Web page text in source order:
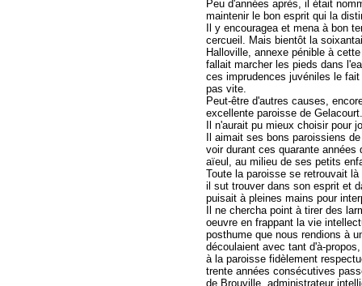
Peu d'années après, il était
maintenir le bon esprit qui la
Il y encouragea et mena à bon
cercueil. Mais bientôt la
Halloville, annexe pénible à
fallait marcher les pieds dans
ces imprudences juvéniles le
pas vite.
Peut-être d'autres causes,
excellente paroisse de Gelacourt.
Il n'aurait pu mieux choisir pour
Il aimait ses bons paroissiens
voir durant ces quarante
aïeul, au milieu de ses petits
Toute la paroisse se retrouvait
il sut trouver dans son esprit et
puisait à pleines mains pour
Il ne chercha point à tirer des
oeuvre en frappant la vie
posthume que nous rendions à
découlaient avec tant d'à-
à la paroisse fidèlement
trente années consécutives
de Brouville, administrateur